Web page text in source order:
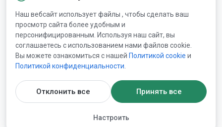
Наш вебсайт использует файлы , чтобы сделать ваш
просмотр сайта более удобным и
персонифицированным. Используя наш сайт, вы
соглашаетесь с использованием нами файлов cookie.
Вы можете ознакомиться с нашей Политикой сookie и
Политикой конфиденциальности
Отклонить все Принять все
Настроить
Copyright © 2000-2026 Lesprom Network. Все права
защищены.
Запрещена публикация информации сайта без
Lesprom Network.
конфиденциальности